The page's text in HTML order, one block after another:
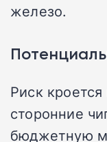
железо.
Риск
сторонние
бюджетную